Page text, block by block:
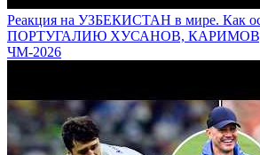
Реакция на УЗБЕКИСТАН в мире. Как
ПОРТУГАЛИЮ ХУСАНОВ, КАРИМОВ,
ЧМ-2026